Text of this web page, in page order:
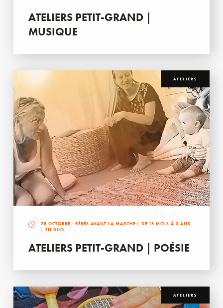
ATELIERS PETIT-GRAND |
MUSIQUE
ATELIERS
28 OCTOBRE - BÉBÉS AVANT LA MARCHE | DE 18 MOIS À 3 ANS
| EN DUO
ATELIERS PETIT-GRAND | POÉSIE
ATELIERS